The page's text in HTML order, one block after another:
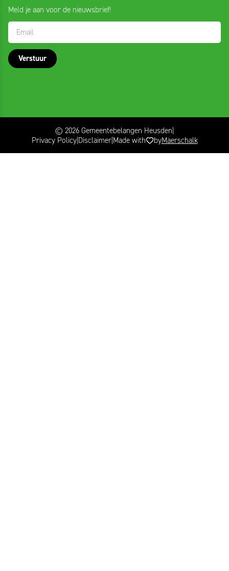
hoogte
Meld je aan voor de nieuwsbrief!
Verstuur
© 2026 Gemeentebelangen Heusden
Privacy Policy Disclaimer Made with byMaerschalk